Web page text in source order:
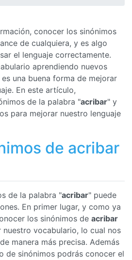
conocer los sinónimos
de cualquiera, y es algo
el lenguaje correctamente.
aprendiendo nuevos
es una buena forma de mejorar
En este artículo,
de la palabra "acribar" y
para mejorar nuestro lenguaje
de acribar
de la palabra "acribar" puede
En primer lugar, y como ya
los sinónimos de acribar
nuestro vocabulario, lo cual nos
manera más precisa. Además
de sinónimos podrás conocer el